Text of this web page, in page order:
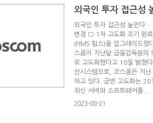
외국인 투자 접근성
외국인 투자 접근성 높인다…
변경 □ 1차 고도화 조기 완
(FIMS·핌스)을 업그레이드
스콤이 지난달 금융감독원의
로 고도화했다고 18일 밝혔
산시스템으로, 코스콤은 지
하고 있다. 금번 고도화는
최신 서버와 소프트웨어를...
2023-08-21